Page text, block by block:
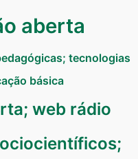
aberta
tecnologias
básica
web rádio